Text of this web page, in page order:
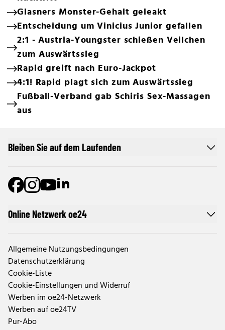
Glasners Monster-Gehalt geleakt
Entscheidung um Vinicius Junior gefallen
2:1 - Austria-Youngster schießen Veilchen
zum Auswärtssieg
Rapid greift nach Euro-Jackpot
4:1! Rapid plagt sich zum Auswärtssieg
Fußball-Verband gab Schiris Sex-Massagen
aus
Online Netzwerk oe24
Allgemeine Nutzungsbedingungen
Datenschutzerklärung
Cookie-Liste
Cookie-Einstellungen und Widerruf
Werben im oe24-Netzwerk
Werben auf oe24TV
Pur-Abo
Bleiben Sie auf dem Laufenden